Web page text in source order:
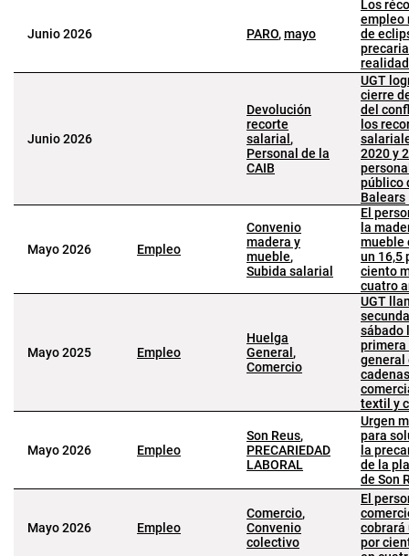
Junio 2026 PARO,mayo
Los
empleo
de
precaria
Junio 2026
Devolución
recorte
salarial ,
Personal de la
CAIB
UGT
cierre
del
los
2020 y
público
Balears
Mayo 2026 Empleo
Convenio
madera y
mueble,
Subida salarial
El
la
mueble
un 16,5
ciento
cuatro
Mayo 2025 Empleo
Huelga
General ,
Comercio
UGT
sábado
primera
general
cadenas
textil y
Mayo 2026 Empleo
Son Reus,
PRECARIEDAD
LABORAL
Urgen
para
la
de la
de Son
Mayo 2026 Empleo
Comercio,
Convenio
colectivo
El
cobrará
por